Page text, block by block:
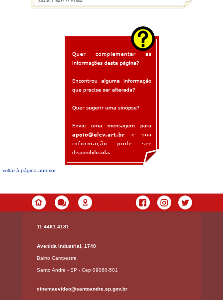
voltar à página anterior
11 4461.4181
Avenida Industrial, 1740
Bairro Campestre
Santo André - SP - Cep 09080-501
cinemaevideo@santoandre.sp.gov.br